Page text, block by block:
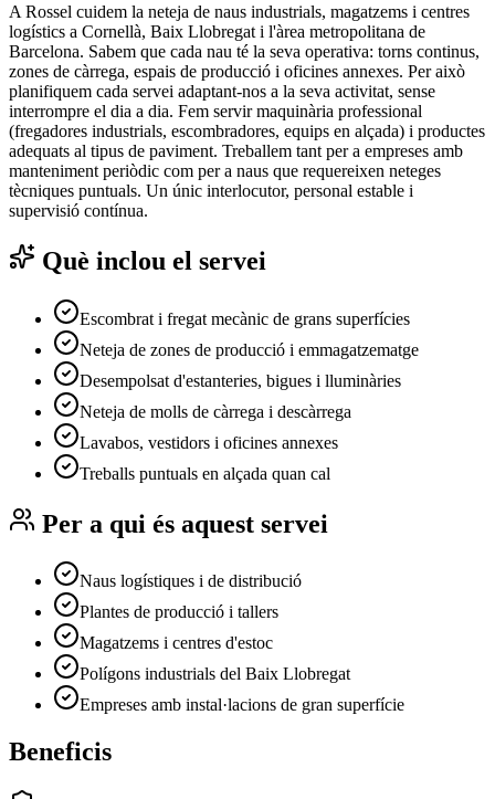
A Rossel cuidem la neteja de naus industrials, magatzems i centres
logístics a Cornellà, Baix Llobregat i l'àrea metropolitana de
Barcelona. Sabem que cada nau té la seva operativa: torns continus,
zones de càrrega, espais de producció i oficines annexes. Per això
planifiquem cada servei adaptant-nos a la seva activitat, sense
interrompre el dia a dia. Fem servir maquinària professional
(fregadores industrials, escombradores, equips en alçada) i productes
adequats al tipus de paviment. Treballem tant per a empreses amb
manteniment periòdic com per a naus que requereixen neteges
tècniques puntuals. Un únic interlocutor, personal estable i
supervisió contínua.
Què inclou el servei
Escombrat i fregat mecànic de grans superfícies
Neteja de zones de producció i emmagatzematge
Desempolsat d'estanteries, bigues i lluminàries
Neteja de molls de càrrega i descàrrega
Lavabos, vestidors i oficines annexes
Treballs puntuals en alçada quan cal
Per a qui és aquest servei
Naus logístiques i de distribució
Plantes de producció i tallers
Magatzems i centres d'estoc
Polígons industrials del Baix Llobregat
Empreses amb instal·lacions de gran superfície
Beneficis